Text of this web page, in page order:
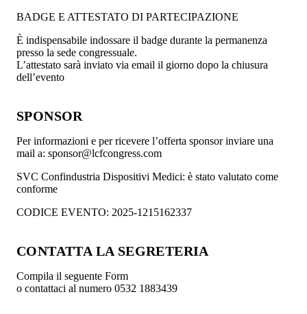
BADGE E ATTESTATO DI PARTECIPAZIONE
È indispensabile indossare il badge durante la permanenza
presso la sede congressuale.
L’attestato sarà inviato via email il giorno dopo la chiusura
dell’evento
SPONSOR
Per informazioni e per ricevere l’offerta sponsor inviare una
mail a: sponsor@lcfcongress.com
SVC Confindustria Dispositivi Medici: è stato valutato come
conforme
CODICE EVENTO: 2025-1215162337
CONTATTA LA SEGRETERIA
Compila il seguente Form
o contattaci al numero 0532 1883439